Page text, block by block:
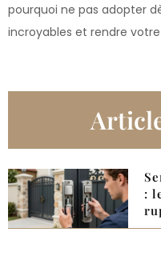
pourquoi ne pas adopter
incroyables et rendre
: